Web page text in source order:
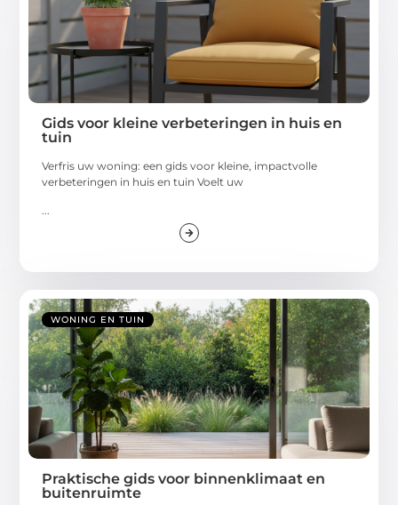
Gids voor kleine verbeteringen in huis en
tuin
Verfris uw woning: een gids voor kleine, impactvolle
verbeteringen in huis en tuin Voelt uw
...
WONING EN TUIN
Praktische gids voor binnenklimaat en
buitenruimte